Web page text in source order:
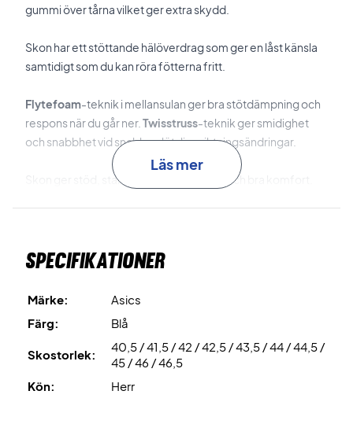
gummi över tårna vilket ger extra skydd.
Skon har ett stöttande hälöverdrag som ger en låst känsla
samtidigt som du kan röra fötterna fritt.
Flytefoam-teknik i mellansulan ger bra stötdämpning och
respons när du går ner. Twisstruss-teknik ger smidighet
och snabbhet vid snabba plötsliga riktningsändringar.
Skon ger stöd, stabilitet, stötdämpning och bra komfort.
bekväm upplevelse med spelet i fokus.
Läs mer
Specifikationer
Märke:
Asics
Färg:
Blå
Skostorlek:
40,5 / 41,5 / 42 / 42,5 / 43,5 / 44 / 44,5 /
45 / 46 / 46,5
Kön:
Herr